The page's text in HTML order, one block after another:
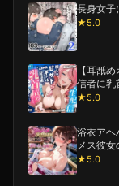
長身女子
★5.0
【耳舐
信者に乳
★5.0
浴衣アヘ
★5.0